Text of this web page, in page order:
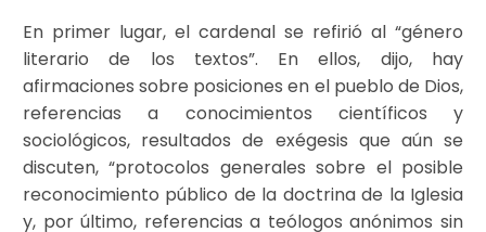
En primer lugar, el cardenal se refirió al “género
literario de los textos”. En ellos, dijo, hay
afirmaciones sobre posiciones en el pueblo de Dios,
referencias a conocimientos científicos y
sociológicos, resultados de exégesis que aún se
discuten, “protocolos generales sobre el posible
reconocimiento público de la doctrina de la Iglesia
y, por último, referencias a teólogos anónimos sin